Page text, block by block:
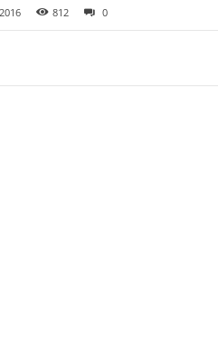
812 0